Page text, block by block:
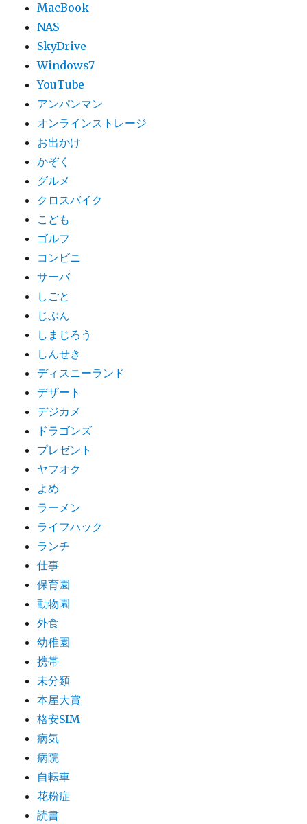
MacBook
NAS
SkyDrive
Windows7
YouTube
アンパンマン
オンラインストレージ
お出かけ
かぞく
グルメ
クロスバイク
こども
ゴルフ
コンビニ
サーバ
しごと
じぶん
しまじろう
しんせき
ディスニーランド
デザート
デジカメ
ドラゴンズ
プレゼント
ヤフオク
よめ
ラーメン
ライフハック
ランチ
仕事
保育園
動物園
外食
幼稚園
携帯
未分類
本屋大賞
格安SIM
病気
病院
自転車
花粉症
読書